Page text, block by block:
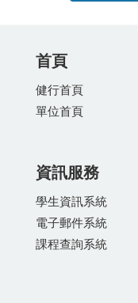
首頁
健行首頁
單位首頁
資訊服務
學生資訊系統
電子郵件系統
課程查詢系統